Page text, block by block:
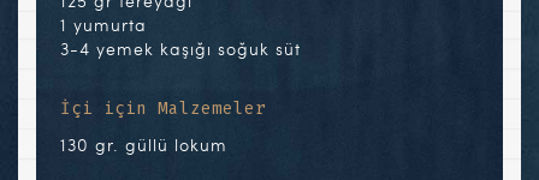
1 yumurta
3-4 yemek kaşığı soğuk süt
İçi için Malzemeler
130 gr. güllü lokum